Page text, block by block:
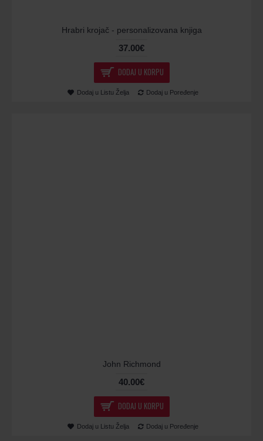
Hrabri krojač - personalizovana knjiga
37.00€
DODAJ U KORPU
Dodaj u Listu Želja Dodaj u Poređenje
John Richmond
40.00€
DODAJ U KORPU
Dodaj u Listu Želja Dodaj u Poređenje